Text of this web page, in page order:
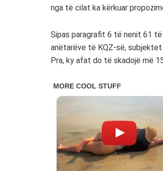
nga të cilat ka kërkuar
Sipas paragrafit 6 të nenit 61
anëtarëve të KQZ-së,
Pra, ky afat do të skadojë më